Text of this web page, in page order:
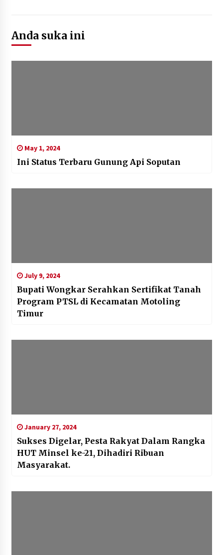
Anda suka ini
May 1, 2024
Ini Status Terbaru Gunung Api Soputan
July 9, 2024
Bupati Wongkar Serahkan Sertifikat Tanah
Program PTSL di Kecamatan Motoling
Timur
January 27, 2024
Sukses Digelar, Pesta Rakyat Dalam Rangka
HUT Minsel ke-21, Dihadiri Ribuan
Masyarakat.